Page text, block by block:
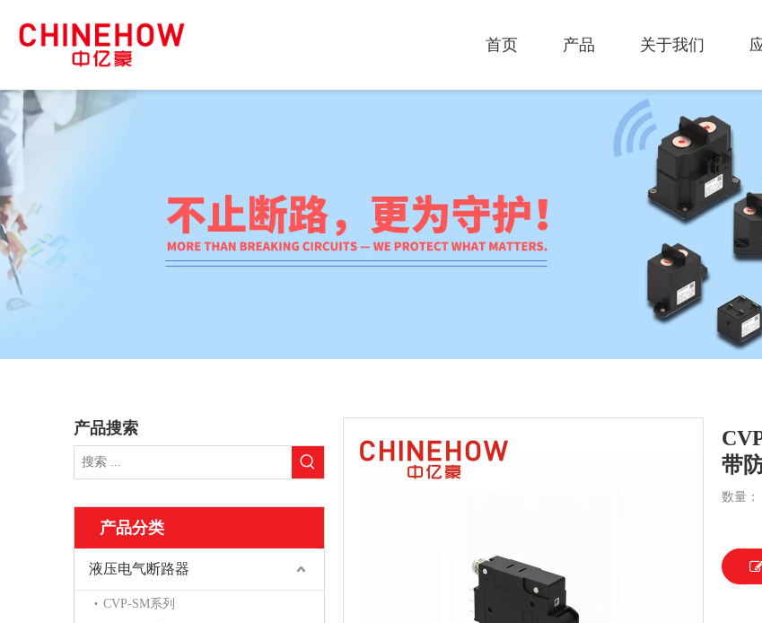
首页 产品 关于我们
产品搜索
产品分类
液压电气断路器
CVP-SM系列
带
数量：